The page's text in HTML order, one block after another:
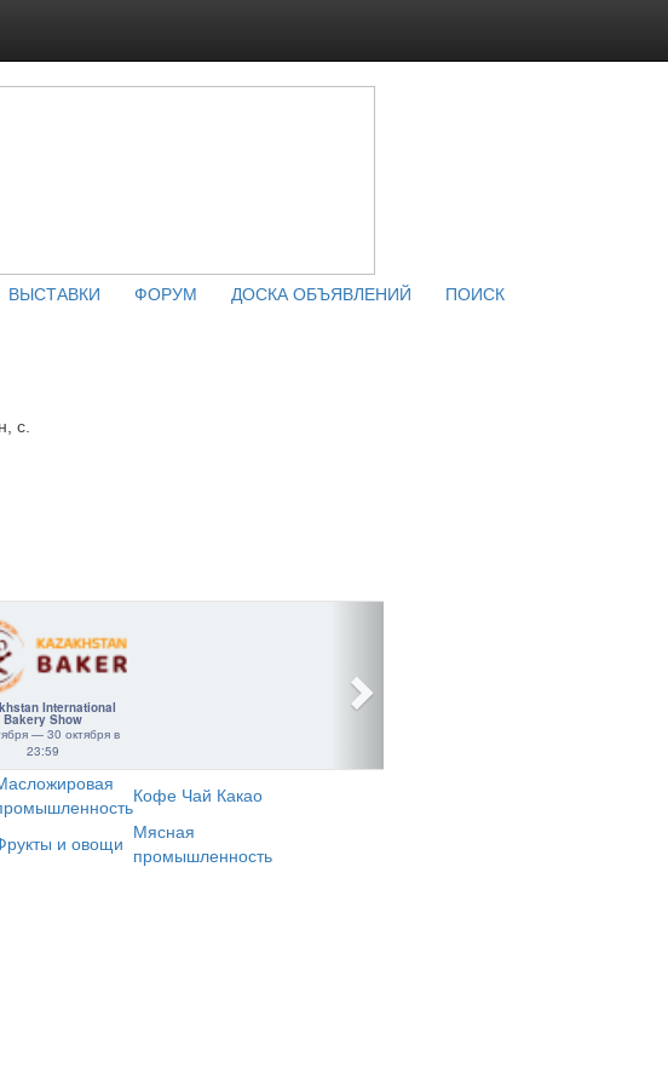
ВЫСТАВКИ ФОРУМ ДОСКА ОБЪЯВЛЕНИЙ
ПОИСК
с.
International
Bakery Show
— 30 октября в
23:59
Кофе Чай Какао
и овощи Мясная
промышленность